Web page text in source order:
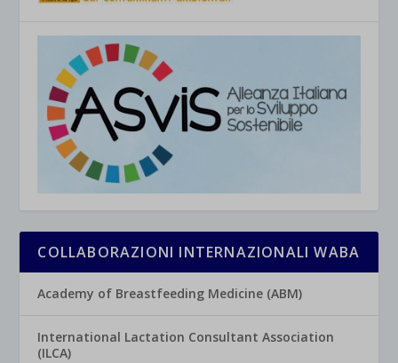
COLLABORAZIONI INTERNAZIONALI WABA
Academy of Breastfeeding Medicine (ABM)
International Lactation Consultant Association
(ILCA)